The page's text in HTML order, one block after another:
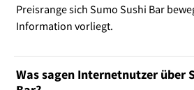
Preisrange sich Sumo Sushi Bar
Information vorliegt.
Was sagen Internetnutzer über